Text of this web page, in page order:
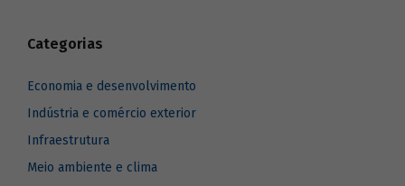
Categorias
Economia e desenvolvimento
Indústria e comércio exterior
Infraestrutura
Meio ambiente e clima